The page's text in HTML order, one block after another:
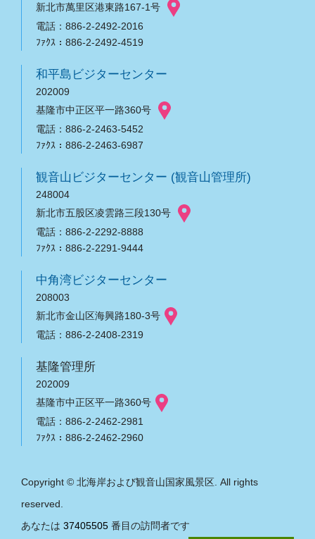
新北市萬里区港東路167-1号
電話：886-2-2492-2016
ﾌｧｸｽ：886-2-2492-4519
和平島ビジターセンター
202009
基隆市中正区平一路360号
電話：886-2-2463-5452
ﾌｧｸｽ：886-2-2463-6987
観音山ビジターセンター (観音山管理所)
248004
新北市五股区凌雲路三段130号
電話：886-2-2292-8888
ﾌｧｸｽ：886-2-2291-9444
中角湾ビジターセンター
208003
新北市金山区海興路180-3号
電話：886-2-2408-2319
基隆管理所
202009
基隆市中正区平一路360号
電話：886-2-2462-2981
ﾌｧｸｽ：886-2-2462-2960
Copyright © 北海岸および観音山国家風景区. All rights
reserved.
あなたは 37405505 番目の訪問者です